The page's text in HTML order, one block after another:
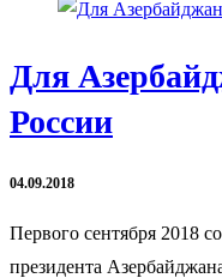
Для
России
04.09.2018
Первого сентября 2018
президента